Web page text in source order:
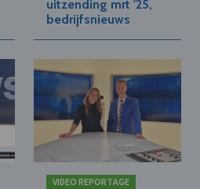
uitzending mrt '25,
bedrijfsnieuws
VIDEO REPORTAGE